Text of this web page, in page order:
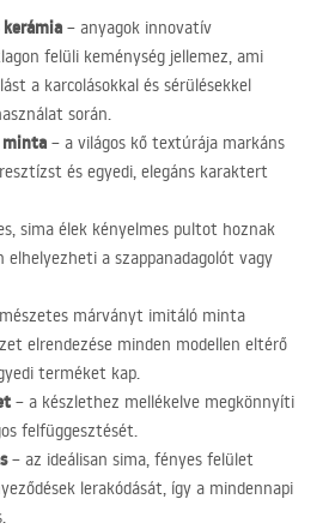
– anyagok innovatív
felüli keménység jellemez, ami
a karcolásokkal és sérülésekkel
során.
minta – a világos kő textúrája markáns
és egyedi, elegáns karaktert
sima élek kényelmes pultot hoznak
elhelyezheti a szappanadagolót vagy
márványt imitáló minta
elrendezése minden modellen eltérő
terméket kap.
– a készlethez mellékelve megkönnyíti
felfüggesztését.
– az ideálisan sima, fényes felület
lerakódását, így a mindennapi